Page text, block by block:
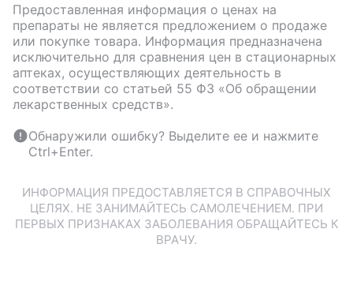
Предоставленная информация о ценах на
препараты не является предложением о продаже
или покупке товара. Информация предназначена
исключительно для сравнения цен в стационарных
аптеках, осуществляющих деятельность в
соответствии со статьей 55 ФЗ «Об обращении
лекарственных средств».
Обнаружили ошибку? Выделите ее и нажмите
Ctrl+Enter.
ИНФОРМАЦИЯ ПРЕДОСТАВЛЯЕТСЯ В СПРАВОЧНЫХ
ЦЕЛЯХ. НЕ ЗАНИМАЙТЕСЬ САМОЛЕЧЕНИЕМ. ПРИ
ПЕРВЫХ ПРИЗНАКАХ ЗАБОЛЕВАНИЯ ОБРАЩАЙТЕСЬ К
ВРАЧУ.